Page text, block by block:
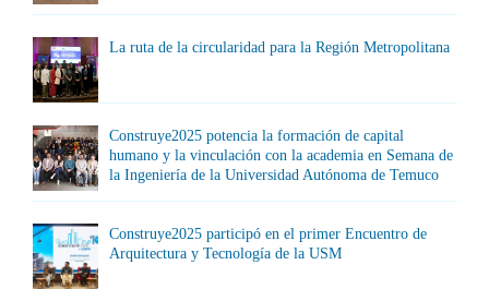
La ruta de la circularidad para la Región Metropolitana
Construye2025 potencia la formación de capital
humano y la vinculación con la academia en Semana de
la Ingeniería de la Universidad Autónoma de Temuco
Construye2025 participó en el primer Encuentro de
Arquitectura y Tecnología de la USM